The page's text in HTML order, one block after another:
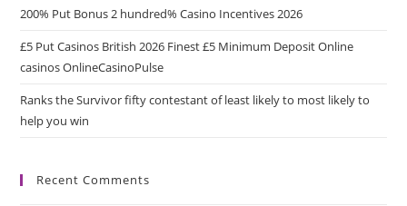
200% Put Bonus 2 hundred% Casino Incentives 2026
£5 Put Casinos British 2026 Finest £5 Minimum Deposit Online
casinos OnlineCasinoPulse
Ranks the Survivor fifty contestant of least likely to most likely to
help you win
Recent Comments